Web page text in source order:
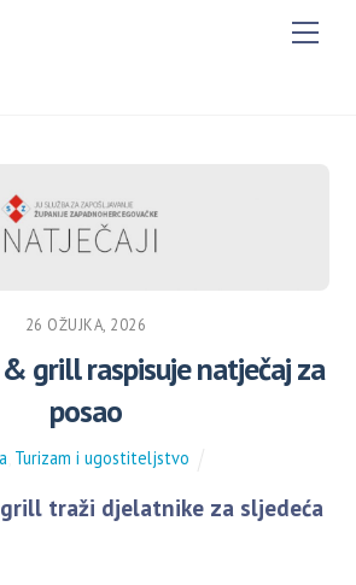
26 OŽUJKA, 2026
grill raspisuje natječaj za
posao
Turizam i ugostiteljstvo
traži djelatnike za sljedeća